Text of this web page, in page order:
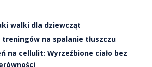
walki dla dziewcząt
na spalanie tłuszczu
na cellulit: Wyrzeźbione ciało bez